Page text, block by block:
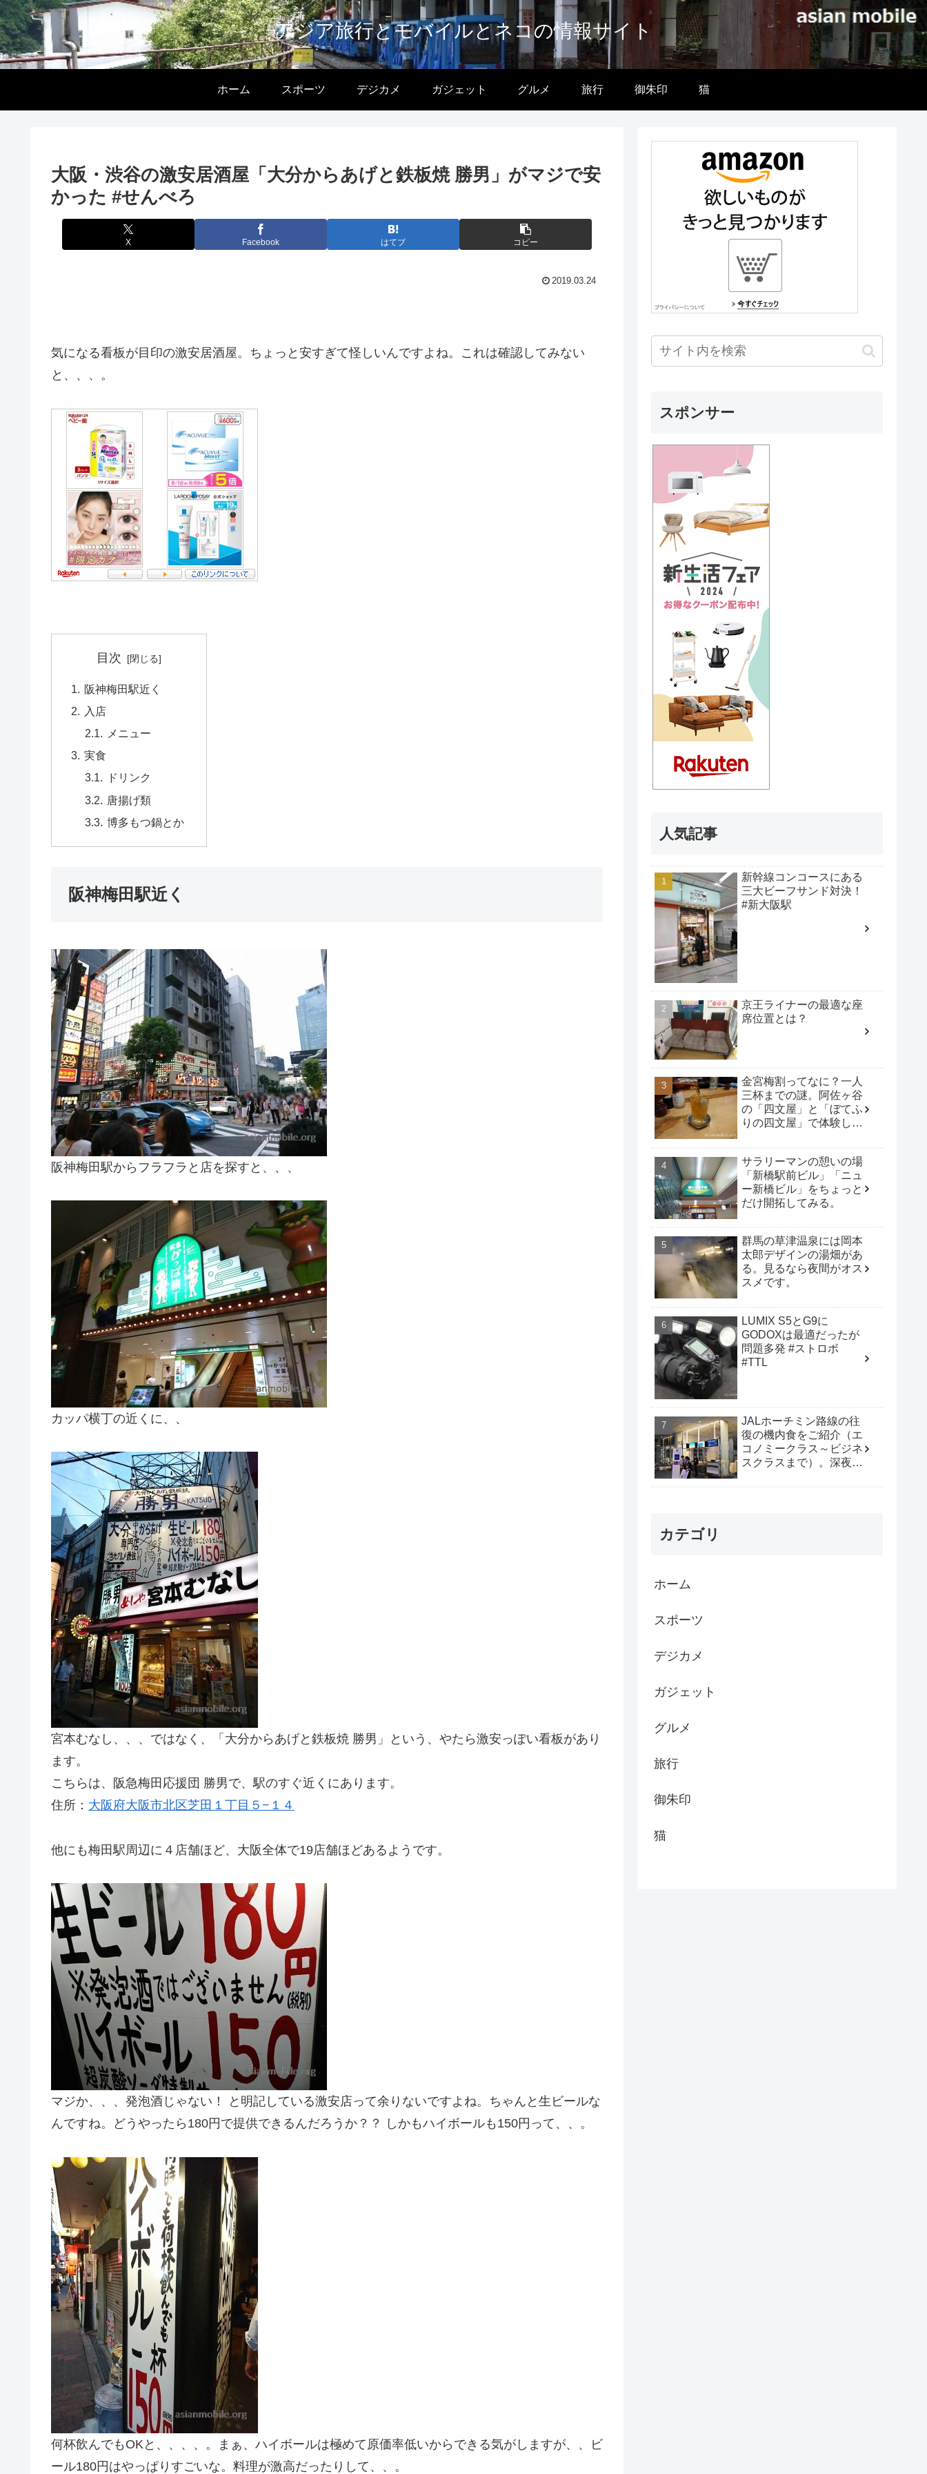
アジア旅行とモバイルとネコの情報サイト
ホーム スポーツ デジカメ ガジェット グルメ 旅行 御朱印 猫
大阪・渋谷の激安居酒屋「大分からあげと鉄板焼 勝男」がマジで安
かった #せんべろ
X Facebook はてブ コピー
2019.03.24
気になる看板が目印の激安居酒屋。ちょっと安すぎて怪しいんですよね。これは確認してみない
と、、、。
目次
阪神梅田駅近く
入店
メニュー
実食
ドリンク
唐揚げ類
博多もつ鍋とか
阪神梅田駅近く
阪神梅田駅からフラフラと店を探すと、、、
カッパ横丁の近くに、、
宮本むなし、、、ではなく、「大分からあげと鉄板焼 勝男」という、やたら激安っぽい看板があり
ます。
こちらは、阪急梅田応援団 勝男で、駅のすぐ近くにあります。
住所： 大阪府大阪市北区芝田１丁目５−１４
他にも梅田駅周辺に４店舗ほど、大阪全体で19店舗ほどあるようです。
マジか、、、発泡酒じゃない！ と明記している激安店って余りないですよね。ちゃんと生ビールな
んですね。どうやったら180円で提供できるんだろうか？？ しかもハイボールも150円って、、。
何杯飲んでもOKと、、、、。まぁ、ハイボールは極めて原価率低いからできる気がしますが、、ビ
ール180円はやっぱりすごいな。料理が激高だったりして、、。
スポンサー
人気記事
新幹線コンコースにある
三大ビーフサンド対決！
#新大阪駅
京王ライナーの最適な座
席位置とは？
金宮梅割ってなに？一人
三杯までの謎。阿佐ヶ谷
の「四文屋」と「ぼてふ
りの四文屋」で体験して
サラリーマンの憩いの場
「新橋駅前ビル」「ニュ
ー新橋ビル」をちょっと
だけ開拓してみる。
群馬の草津温泉には岡本
太郎デザインの湯畑があ
る。見るなら夜間がオス
スメです。
LUMIX S5とG9に
GODOXは最適だったが
問題多発 #ストロボ
#TTL
JALホーチミン路線の往
復の機内食をご紹介（エ
コノミークラス～ビジネ
スクラスまで）。深夜便
カテゴリ
ホーム
スポーツ
デジカメ
ガジェット
グルメ
旅行
御朱印
猫